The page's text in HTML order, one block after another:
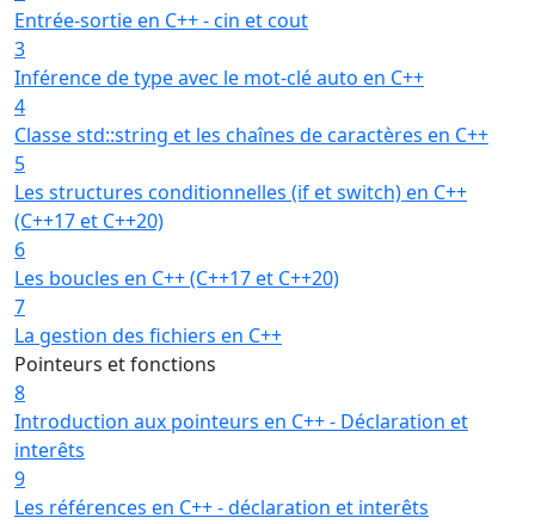
Entrée-sortie en C++ - cin et cout
3
Inférence de type avec le mot-clé auto en C++
4
Classe std::string et les chaînes de caractères en C++
5
Les structures conditionnelles (if et switch) en C++
(C++17 et C++20)
6
Les boucles en C++ (C++17 et C++20)
7
La gestion des fichiers en C++
Pointeurs et fonctions
8
Introduction aux pointeurs en C++ - Déclaration et
interêts
9
Les références en C++ - déclaration et interêts